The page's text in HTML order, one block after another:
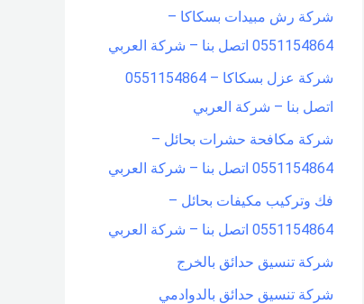
شركة رش مبيدات بسكاكا –
0551154864 اتصل بنا – شركة العربي
شركة عزل بسكاكا – 0551154864
اتصل بنا – شركة العربي
شركة مكافحة حشرات بحائل –
0551154864 اتصل بنا – شركة العربي
فك وتركيب مكيفات بحائل –
0551154864 اتصل بنا – شركة العربي
شركة تنسيق حدائق بالخرج
شركة تنسيق حدائق بالدوادمي